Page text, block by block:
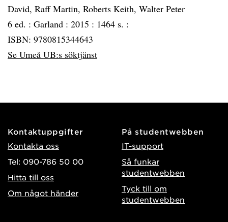
David, Raff Martin, Roberts Keith, Walter Peter
6 ed. : Garland : 2015 : 1464 s. :
ISBN: 9780815344643
Se Umeå UB:s söktjänst
Kontaktuppgifter
Kontakta oss
Tel: 090-786 50 00
Hitta till oss
Om något händer
På studentwebben
IT-support
Så funkar
studentwebben
Tyck till om
studentwebben